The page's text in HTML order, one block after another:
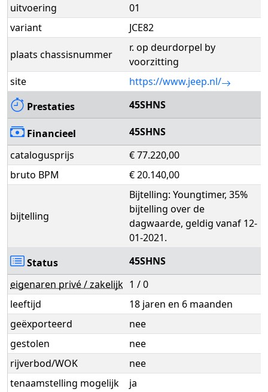
uitvoering
01
variant
JCE82
plaats chassisnummer
r. op deurdorpel by
voorzitting
site
https://www.jeep.nl/
Prestaties
45SHNS
Financieel
45SHNS
catalogusprijs
€ 77.220,00
bruto BPM
€ 20.140,00
bijtelling
Bijtelling: Youngtimer, 35%
bijtelling over de
dagwaarde, geldig vanaf 12-
01-2021.
Status
45SHNS
eigenaren privé / zakelijk 1 / 0
leeftijd
18 jaren en 6 maanden
geëxporteerd
nee
gestolen
nee
rijverbod/WOK
nee
tenaamstelling mogelijk
ja